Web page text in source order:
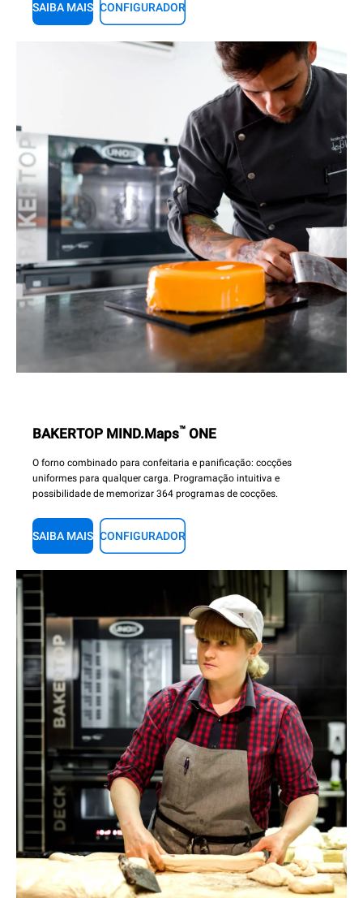
SAIBA MAIS CONFIGURADOR
BAKERTOP MIND.Maps™ ONE
O forno combinado para confeitaria e panificação: cocções
uniformes para qualquer carga. Programação intuitiva e
possibilidade de memorizar 364 programas de cocções.
SAIBA MAIS CONFIGURADOR